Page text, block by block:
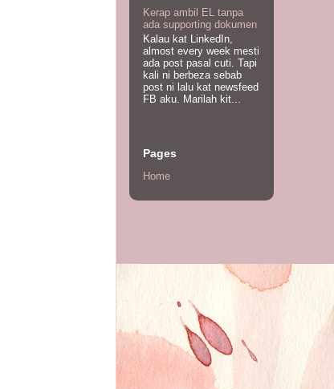
Kerap ambil EL tanpa
ada supporting dokumen
Kalau kat LinkedIn,
almost every week mesti
ada post pasal cuti. Tapi
kali ni berbeza sebab
post ni lalu kat newsfeed
FB aku. Marilah kit...
Pages
Home